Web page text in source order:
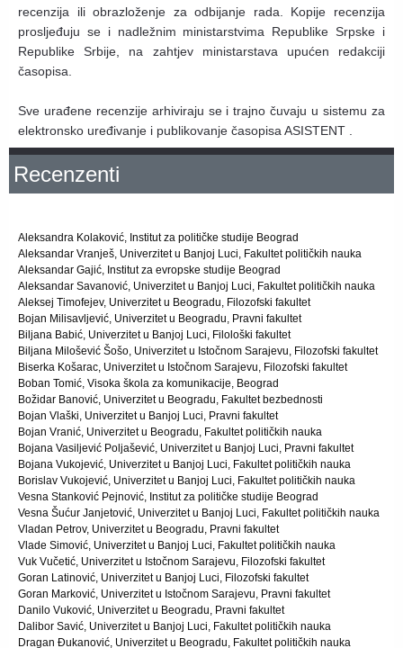
recenzija ili obrazloženje za odbijanje rada. Kopije recenzija
prosljeđuju se i nadležnim ministarstvima Republike Srpske i
Republike Srbije, na zahtjev ministarstava upućen redakciji
časopisa.
Sve urađene recenzije arhiviraju se i trajno čuvaju u sistemu za
elektronsko uređivanje i publikovanje časopisa ASISTENT .
Recenzenti
Aleksandra Kolaković, Institut za političke studije Beograd
Aleksandar Vranješ, Univerzitet u Banjoj Luci, Fakultet političkih nauka
Aleksandar Gajić, Institut za evropske studije Beograd
Aleksandar Savanović, Univerzitet u Banjoj Luci, Fakultet političkih nauka
Aleksej Timofejev, Univerzitet u Beogradu, Filozofski fakultet
Bojan Milisavljević, Univerzitet u Beogradu, Pravni fakultet
Biljana Babić, Univerzitet u Banjoj Luci, Filološki fakultet
Biljana Milošević Šošo, Univerzitet u Istočnom Sarajevu, Filozofski fakultet
Biserka Košarac, Univerzitet u Istočnom Sarajevu, Filozofski fakultet
Boban Tomić, Visoka škola za komunikacije, Beograd
Božidar Banović, Univerzitet u Beogradu, Fakultet bezbednosti
Bojan Vlaški, Univerzitet u Banjoj Luci, Pravni fakultet
Bojan Vranić, Univerzitet u Beogradu, Fakultet političkih nauka
Bojana Vasiljević Poljašević, Univerzitet u Banjoj Luci, Pravni fakultet
Bojana Vukojević, Univerzitet u Banjoj Luci, Fakultet političkih nauka
Borislav Vukojević, Univerzitet u Banjoj Luci, Fakultet političkih nauka
Vesna Stanković Pejnović, Institut za političke studije Beograd
Vesna Šućur Janjetović, Univerzitet u Banjoj Luci, Fakultet političkih nauka
Vladan Petrov, Univerzitet u Beogradu, Pravni fakultet
Vlade Simović, Univerzitet u Banjoj Luci, Fakultet političkih nauka
Vuk Vučetić, Univerzitet u Istočnom Sarajevu, Filozofski fakultet
Goran Latinović, Univerzitet u Banjoj Luci, Filozofski fakultet
Goran Marković, Univerzitet u Istočnom Sarajevu, Pravni fakultet
Danilo Vuković, Univerzitet u Beogradu, Pravni fakultet
Dalibor Savić, Univerzitet u Banjoj Luci, Fakultet političkih nauka
Dragan Đukanović, Univerzitet u Beogradu, Fakultet političkih nauka